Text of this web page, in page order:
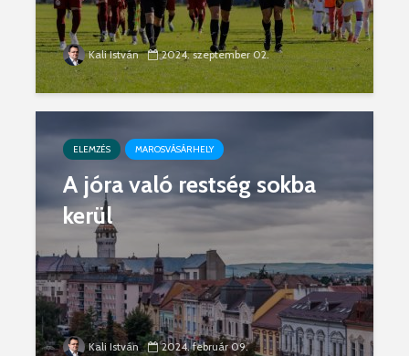
Kali István 2024. szeptember 02.
ELEMZÉS MAROSVÁSÁRHELY
A jóra való restség sokba
kerül
Kali István 2024. február 09.